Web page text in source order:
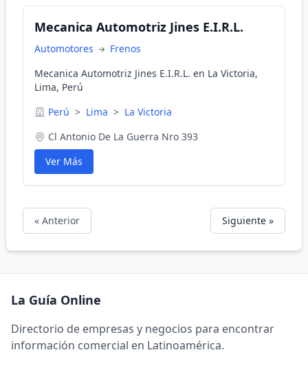
Mecanica Automotriz Jines E.I.R.L.
Automotores
Frenos
Mecanica Automotriz Jines E.I.R.L. en La Victoria,
Lima, Perú
Perú > Lima > La Victoria
Cl Antonio De La Guerra Nro 393
Ver Más
« Anterior Siguiente »
La Guía Online
Directorio de empresas y negocios para encontrar
información comercial en Latinoamérica.